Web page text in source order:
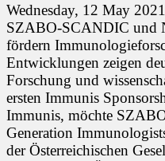
Wednesday, 12 May
SZABO-SCANDIC und
fördern
Entwicklungen zeigen
Forschung und
ersten Immunis
Immunis, möchte
Generation
der Österreichischen